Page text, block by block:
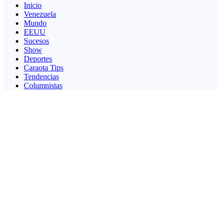
Inicio
Venezuela
Mundo
EEUU
Sucesos
Show
Deportes
Caraota Tips
Tendencias
Columnistas